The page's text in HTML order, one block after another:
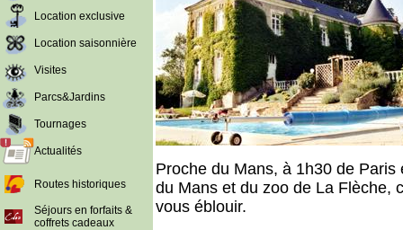
Location exclusive
Location saisonnière
Visites
Parcs&Jardins
Tournages
Actualités
Routes historiques
Séjours en forfaits &
coffrets cadeaux
Proche du Mans, à 1h30 de
du Mans et du zoo de La Flèche,
vous éblouir.